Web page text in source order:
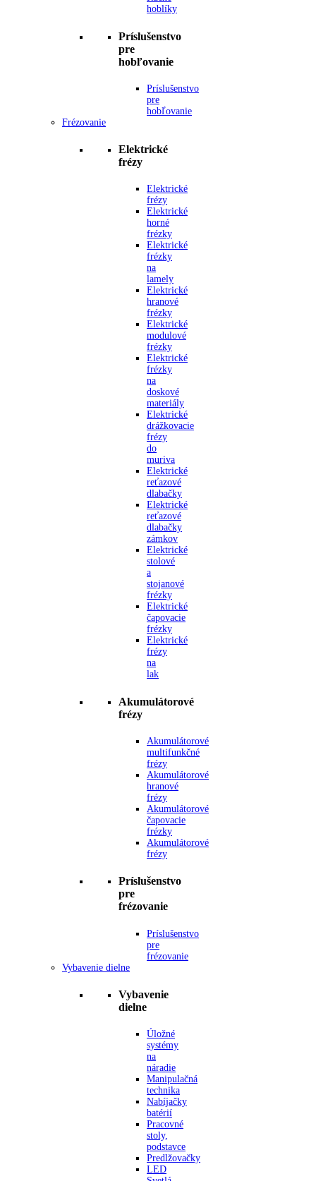
hoblíky
Príslušenstvo
pre
hobľovanie
Príslušenstvo
pre
hobľovanie
Frézovanie
Elektrické
frézy
Elektrické
frézy
Elektrické
horné
frézky
Elektrické
frézky
na
lamely
Elektrické
hranové
frézky
Elektrické
modulové
frézky
Elektrické
frézky
na
doskové
materiály
Elektrické
drážkovacie
frézy
do
muriva
Elektrické
reťazové
dlabačky
Elektrické
reťazové
dlabačky
zámkov
Elektrické
stolové
a
stojanové
frézky
Elektrické
čapovacie
frézky
Elektrické
frézy
na
lak
Akumulátorové
frézy
Akumulátorové
multifunkčné
frézy
Akumulátorové
hranové
frézy
Akumulátorové
čapovacie
frézky
Akumulátorové
frézy
Príslušenstvo
pre
frézovanie
Príslušenstvo
pre
frézovanie
Vybavenie dielne
Vybavenie
dielne
Úložné
systémy
na
náradie
Manipulačná
technika
Nabíjačky
batérií
Pracovné
stoly,
podstavce
Predlžovačky
LED